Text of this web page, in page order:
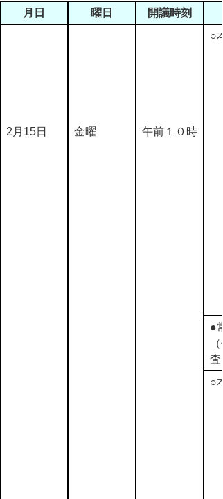
月日
曜日 開議時刻
2月15日 金曜 午前１０時
○
●
査
○